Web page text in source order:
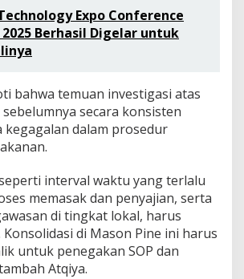
Expo Conference
2025 Berhasil Digelar untuk
bahwa temuan investigasi atas
secara konsisten
kegagalan dalam prosedur
interval waktu yang terlalu
memasak dan penyajian, serta
di tingkat lokal, harus
di Mason Pine ini harus
untuk penegakan SOP dan
Atqiya.